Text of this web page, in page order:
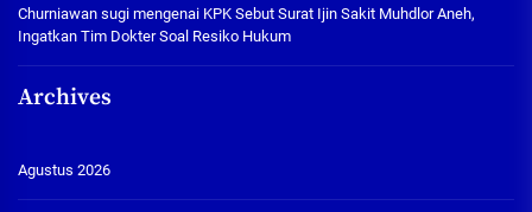
Churniawan sugi mengenai KPK Sebut Surat Ijin Sakit Muhdlor Aneh,
Ingatkan Tim Dokter Soal Resiko Hukum
Archives
Agustus 2026